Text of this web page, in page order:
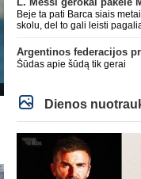
Beje ta pati Barca siais
skolu, del to gali leisti
visa Julian Alvarez saga.
Šūdas apie šūdą tik gerai
Dienos